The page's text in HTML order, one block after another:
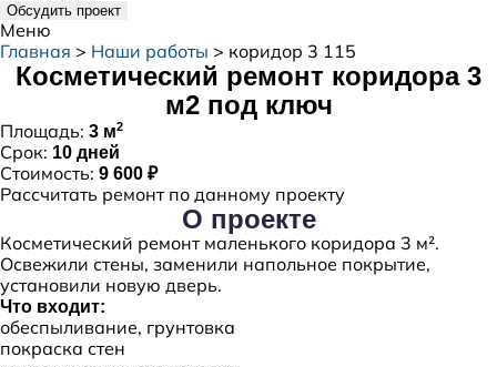
Обсудить проект
Меню
Главная > Наши работы > коридор 3 115
Косметический ремонт коридора 3
м2 под ключ
Площадь: 3 м2
Срок: 10 дней
Стоимость: 9 600 ₽
Рассчитать ремонт по данному проекту
О проекте
Косметический ремонт маленького коридора 3 м².
Освежили стены, заменили напольное покрытие,
установили новую дверь.
Что входит:
обеспыливание, грунтовка
покраска стен